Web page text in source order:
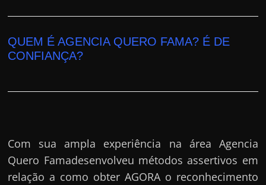
QUEM É AGENCIA QUERO FAMA? É DE
CONFIANÇA?
Com sua ampla experiência na área Agencia
Quero Famadesenvolveu métodos assertivos em
relação a como obter AGORA o reconhecimento